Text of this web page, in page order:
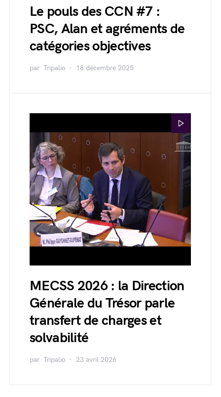
Le pouls des CCN #7 :
PSC, Alan et agréments de
catégories objectives
par Tripalio 18 décembre 2025
MECSS 2026 : la Direction
Générale du Trésor parle
transfert de charges et
solvabilité
par Tripalio 23 avril 2026